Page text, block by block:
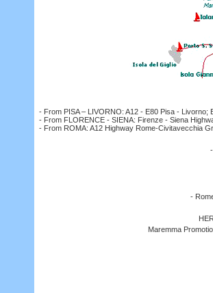
- From PISA – LIVORNO: A12 - E80 Pisa -
- From FLORENCE - SIENA: Firenze - Siena
- From ROMA: A12 Highway Rome-Civitavecchia
-
Maremma